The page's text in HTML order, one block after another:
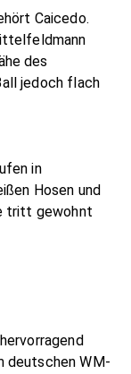
Caicedo.
des
jedoch flach
in
Hosen und
tritt gewohnt
deutschen WM-